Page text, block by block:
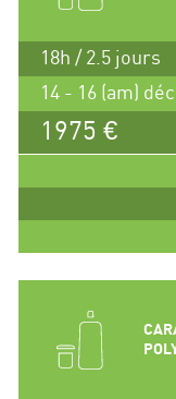
18h / 2.5 jours
14 - 16 (am)
1975 €